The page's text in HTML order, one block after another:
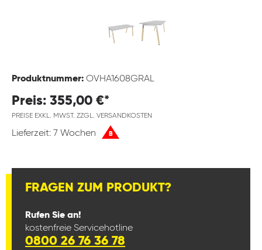
Produktnummer: OVHA1608GRAL
Preis: 355,00 €*
PREISE EXKL. MWST. ZZGL. VERSANDKOSTEN
Lieferzeit: 7 Wochen B
FRAGEN ZUM PRODUKT?
Rufen Sie an!
kostenfreie Servicehotline
0800 26 76 36 78